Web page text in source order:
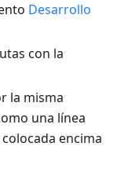
Desarrollo
con la
la misma
una línea
encima